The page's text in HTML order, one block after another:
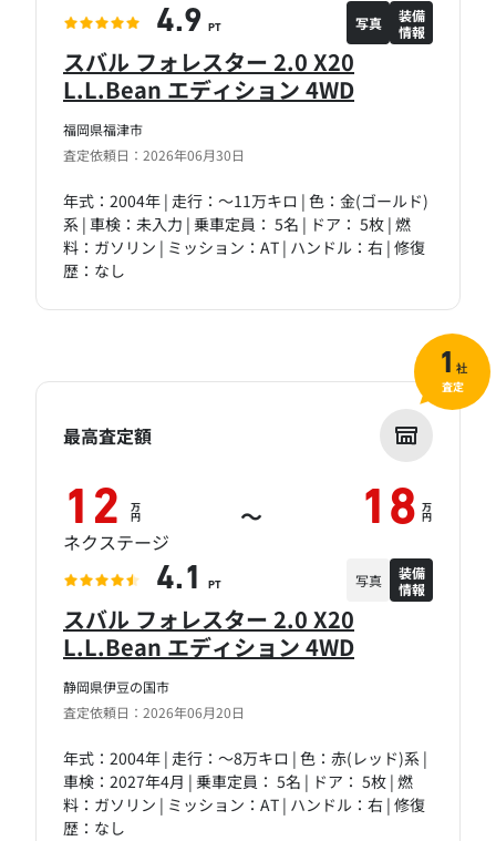
福岡県福津市
査定依頼日：2026年06月30日
スバル フォレスター 2.0 X20
L.L.Bean エディション 4WD
年式：2004年 | 走行：～11万キロ | 色：金(ゴールド)
系 | 車検：未入力 | 乗車定員： 5名 | ドア： 5枚 | 燃
料：ガソリン | ミッション：AT | ハンドル：右 | 修復
歴：なし
4.9 PT 写真
装備
情報
静岡県伊豆の国市
査定依頼日：2026年06月20日
スバル フォレスター 2.0 X20
L.L.Bean エディション 4WD
年式：2004年 | 走行：～8万キロ | 色：赤(レッド)系 |
車検：2027年4月 | 乗車定員： 5名 | ドア： 5枚 | 燃
料：ガソリン | ミッション：AT | ハンドル：右 | 修復
歴：なし
最高査定額
12 万
円 ～ 18 万
円
ネクステージ
4.1 PT 写真
装備
情報
1 社
査定